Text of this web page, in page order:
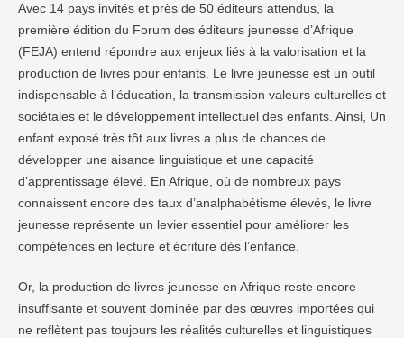
Avec 14 pays invités et près de 50 éditeurs attendus, la
première édition du Forum des éditeurs jeunesse d’Afrique
(FEJA) entend répondre aux enjeux liés à la valorisation et la
production de livres pour enfants. Le livre jeunesse est un outil
indispensable à l’éducation, la transmission valeurs culturelles et
sociétales et le développement intellectuel des enfants. Ainsi, Un
enfant exposé très tôt aux livres a plus de chances de
développer une aisance linguistique et une capacité
d’apprentissage élevé. En Afrique, où de nombreux pays
connaissent encore des taux d’analphabétisme élevés, le livre
jeunesse représente un levier essentiel pour améliorer les
compétences en lecture et écriture dès l’enfance.
Or, la production de livres jeunesse en Afrique reste encore
insuffisante et souvent dominée par des œuvres importées qui
ne reflètent pas toujours les réalités culturelles et linguistiques